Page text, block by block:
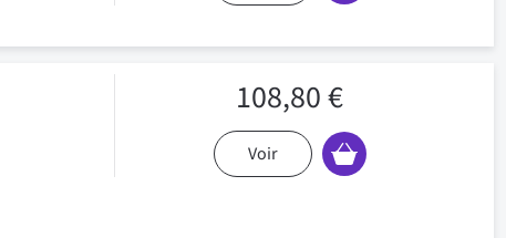
108,80 €
Voir